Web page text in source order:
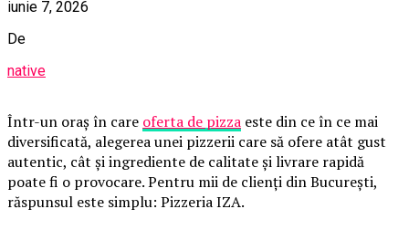
iunie 7, 2026
De
native
Într-un oraș în care oferta de pizza este din ce în ce mai
diversificată, alegerea unei pizzerii care să ofere atât gust
autentic, cât și ingrediente de calitate și livrare rapidă
poate fi o provocare. Pentru mii de clienți din București,
răspunsul este simplu: Pizzeria IZA.